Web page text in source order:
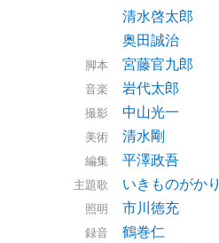
清水啓太郎
奥田誠治
脚本 宮藤官九郎
音楽 岩代太郎
撮影 中山光一
美術 清水剛
編集 平澤政吾
主題歌 いきものがかり
照明 市川徳充
録音 鶴巻仁